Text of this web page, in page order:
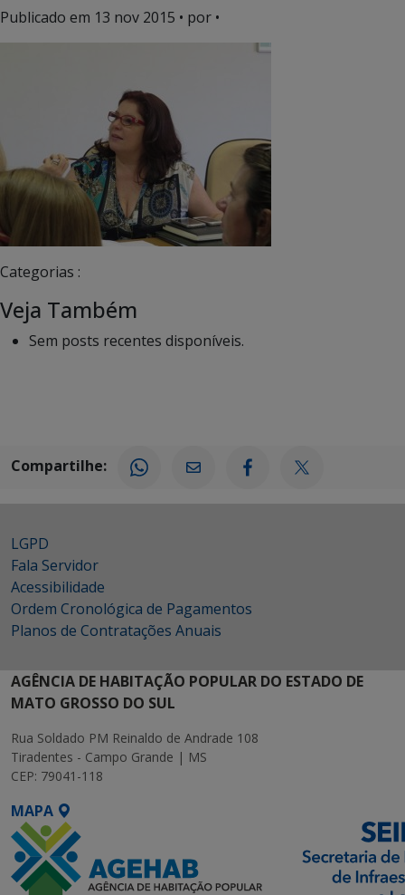
Publicado em 13 nov 2015 • por •
Categorias :
Veja Também
Sem posts recentes disponíveis.
Compartilhe:
LGPD
Fala Servidor
Acessibilidade
Ordem Cronológica de Pagamentos
Planos de Contratações Anuais
AGÊNCIA DE HABITAÇÃO POPULAR DO ESTADO DE
MATO GROSSO DO SUL
Rua Soldado PM Reinaldo de Andrade 108
Tiradentes - Campo Grande | MS
CEP: 79041-118
MAPA